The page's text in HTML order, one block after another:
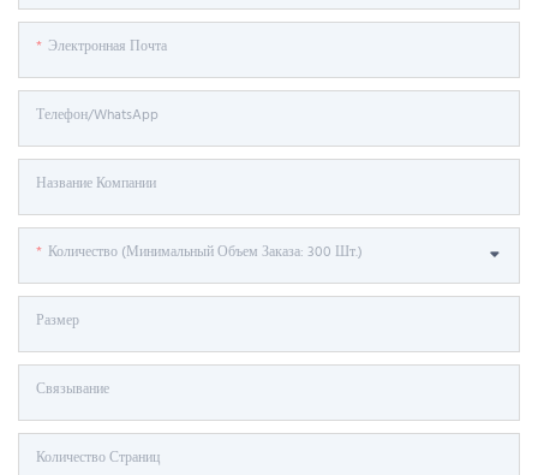
Электронная Почта
Телефон/WhatsApp
Название Компании
Количество (минимальный Объем Заказа: 300 Шт.)
Размер
Связывание
Количество Страниц